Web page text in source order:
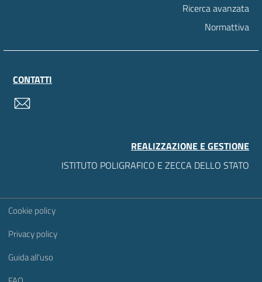
Ricerca avanzata
Normattiva
CONTATTI
REALIZZAZIONE E GESTIONE
ISTITUTO POLIGRAFICO E ZECCA DELLO STATO
Sezione Link Utili
Cookie policy
Privacy policy
Guida all'uso